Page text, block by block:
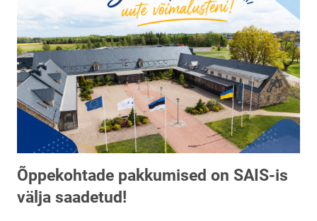
Õppekohtade pakkumised on SAIS-is
välja saadetud!